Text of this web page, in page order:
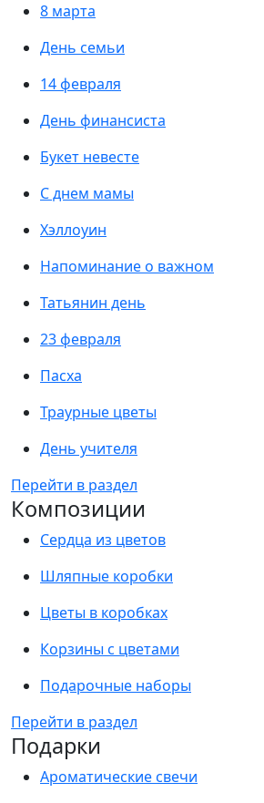
8 марта
День семьи
14 февраля
День финансиста
Букет невесте
С днем мамы
Хэллоуин
Напоминание о важном
Татьянин день
23 февраля
Пасха
Траурные цветы
День учителя
Перейти в раздел
Композиции
Сердца из цветов
Шляпные коробки
Цветы в коробках
Корзины с цветами
Подарочные наборы
Перейти в раздел
Подарки
Ароматические свечи